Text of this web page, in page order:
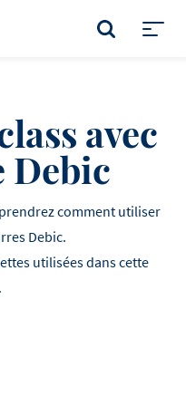
RECHERCHER
avec
Debic
comment utiliser
Debic.
utilisées dans cette